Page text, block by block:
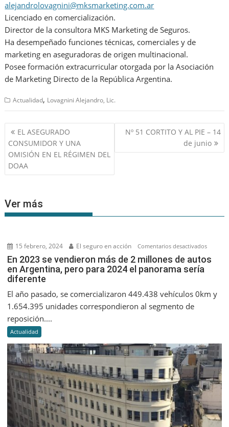
alejandrolovagnini@mksmarketing.com.ar
Licenciado en comercialización.
Director de la consultora MKS Marketing de Seguros.
Ha desempeñado funciones técnicas, comerciales y de
marketing en aseguradoras de origen multinacional.
Posee formación extracurricular otorgada por la Asociación
de Marketing Directo de la República Argentina.
Actualidad, Lovagnini Alejandro, Lic.
Navegación
de
entradas
EL ASEGURADO
CONSUMIDOR Y UNA
OMISIÓN EN EL RÉGIMEN DEL
DOAA
Nº 51 CORTITO Y AL PIE – 14
de junio
Ver más
15 febrero, 2024 El seguro en acción Comentarios desactivadosen
En
de
autos
en
pero
para
2024
En 2023 se vendieron más de 2 millones de autos
en Argentina, pero para 2024 el panorama sería
diferente
El año pasado, se comercializaron 449.438 vehículos 0km y
1.654.395 unidades correspondieron al segmento de
reposición....
Actualidad